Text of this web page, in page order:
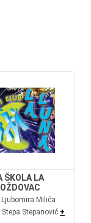
ŠKOLA LA
Ljubomira Milića
Stepanović +